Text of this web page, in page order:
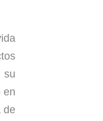
su
en
de